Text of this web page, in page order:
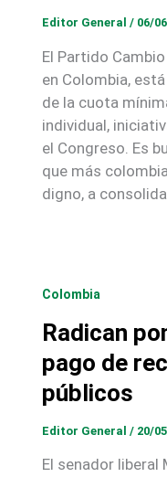
Editor General / 06/
El Partido
en Colombia,
de la cuota
individual,
el Congreso. Es
que más
digno, a
Colombia
Radican
pago de
públicos
Editor General / 20/
El senador liberal